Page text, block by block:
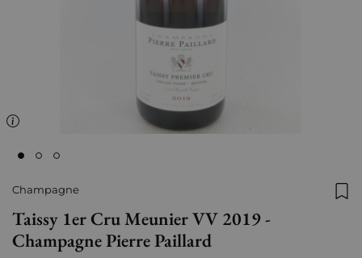
Champagne
Taissy 1er Cru Meunier VV 2019 -
Champagne Pierre Paillard